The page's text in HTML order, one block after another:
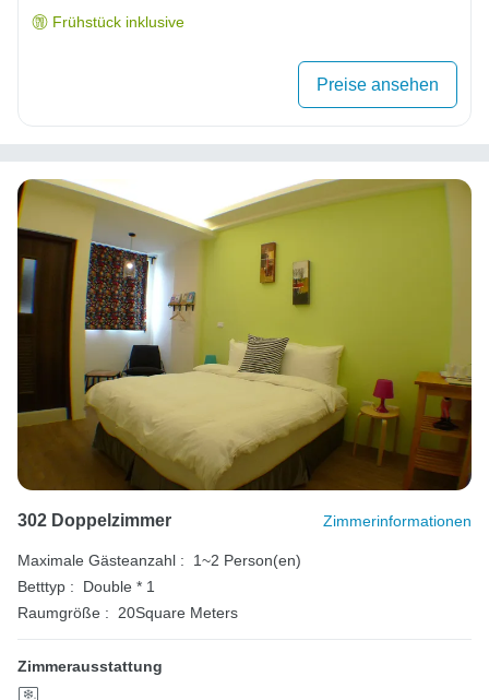
Frühstück inklusive
Preise ansehen
302 Doppelzimmer Zimmerinformationen
Maximale Gästeanzahl :
1~2 Person(en)
Betttyp :
Double * 1
Raumgröße :
20Square Meters
Zimmerausstattung